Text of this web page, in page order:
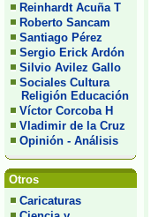
Reinhardt Acuña T
Roberto Sancam
Santiago Pérez
Sergio Erick Ardón
Silvio Avilez Gallo
Sociales Cultura
Religión Educación
Víctor Corcoba H
Vladimir de la Cruz
Opinión - Análisis
Otros
Caricaturas